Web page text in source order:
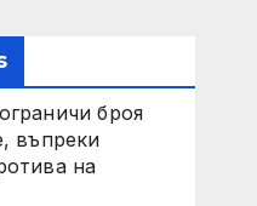
броя
въпреки
на